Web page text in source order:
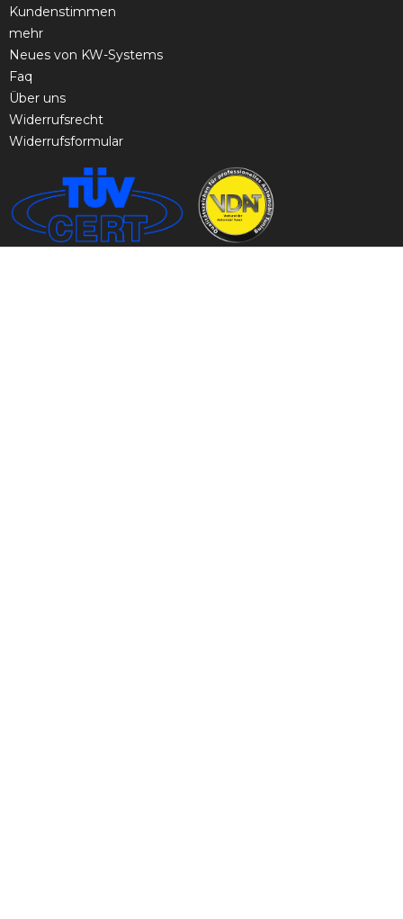
Kundenstimmen
mehr
Neues von KW-Systems
Faq
Über uns
Widerrufsrecht
Widerrufsformular